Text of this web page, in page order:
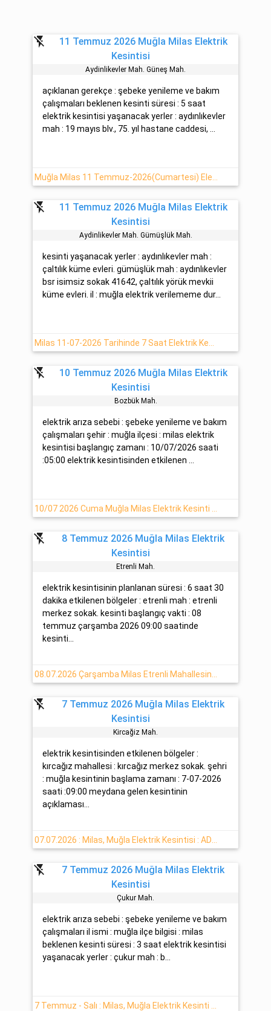
flash_off
11 Temmuz 2026 Muğla Milas Elektrik
Kesintisi
Aydinlikevler Mah. Güneş Mah.
açıklanan gerekçe : şebeke yenileme ve bakım
çalışmaları beklenen kesinti süresi : 5 saat
elektrik kesintisi yaşanacak yerler : aydınlıkevler
mah : 19 mayıs blv., 75. yıl hastane caddesi, ...
flash_off
11 Temmuz 2026 Muğla Milas Elektrik
Kesintisi
Aydinlikevler Mah. Gümüşlük Mah.
kesinti yaşanacak yerler : aydınlıkevler mah :
çaltılık küme evleri. gümüşlük mah : aydınlıkevler
bsr isimsiz sokak 41642, çaltılık yörük mevkii
küme evleri. il : muğla elektrik verilememe dur...
flash_off
10 Temmuz 2026 Muğla Milas Elektrik
Kesintisi
Bozbük Mah.
elektrik arıza sebebi : şebeke yenileme ve bakım
çalışmaları şehir : muğla ilçesi : milas elektrik
kesintisi başlangıç zamanı : 10/07/2026 saati
:05:00 elektrik kesintisinden etkilenen ...
flash_off
8 Temmuz 2026 Muğla Milas Elektrik
Kesintisi
Etrenli̇ Mah.
elektrik kesintisinin planlanan süresi : 6 saat 30
dakika etkilenen bölgeler : etrenli mah : etrenli
merkez sokak. kesinti başlangıç vakti : 08
temmuz çarşamba 2026 09:00 saatinde
kesinti...
flash_off
7 Temmuz 2026 Muğla Milas Elektrik
Kesintisi
Kircağiz Mah.
elektrik kesintisinden etkilenen bölgeler :
kırcağız mahallesi : kırcağız merkez sokak. şehri
: muğla kesintinin başlama zamanı : 7-07-2026
saati :09:00 meydana gelen kesintinin
açıklaması...
flash_off
7 Temmuz 2026 Muğla Milas Elektrik
Kesintisi
Çukur Mah.
elektrik arıza sebebi : şebeke yenileme ve bakım
çalışmaları il ismi : muğla ilçe bilgisi : milas
beklenen kesinti süresi : 3 saat elektrik kesintisi
yaşanacak yerler : çukur mah : b...